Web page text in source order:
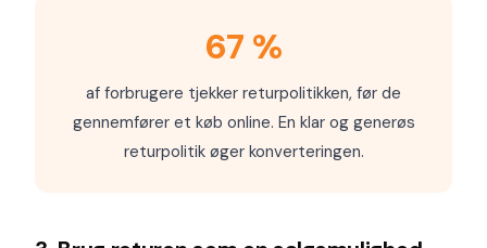
67 %
af forbrugere tjekker returpolitikken, før de
gennemfører et køb online. En klar og generøs
returpolitik øger konverteringen.